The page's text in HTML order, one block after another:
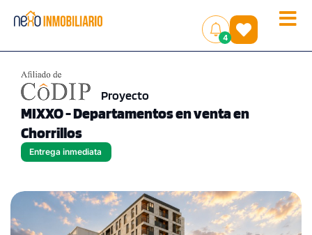
Toggle
4
()
Proyecto
MIXXO - Departamentos en venta en
Chorrillos
Entrega inmediata